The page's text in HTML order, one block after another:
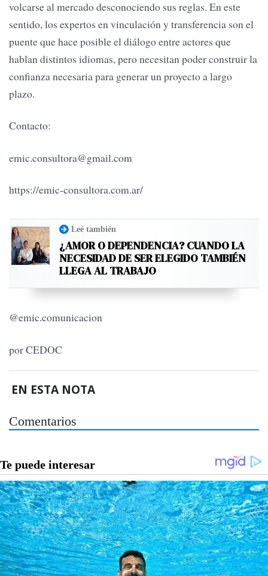
volcarse al mercado desconociendo sus reglas. En este
sentido, los expertos en vinculación y transferencia son el
puente que hace posible el diálogo entre actores que
hablan distintos idiomas, pero necesitan poder construir la
confianza necesaria para generar un proyecto a largo
plazo.
Contacto:
emic.consultora@gmail.com
https://emic-consultora.com.ar/
Leé también
¿AMOR O DEPENDENCIA? CUANDO LA
NECESIDAD DE SER ELEGIDO TAMBIÉN
LLEGA AL TRABAJO
@emic.comunicacion
por CEDOC
EN ESTA NOTA
Comentarios